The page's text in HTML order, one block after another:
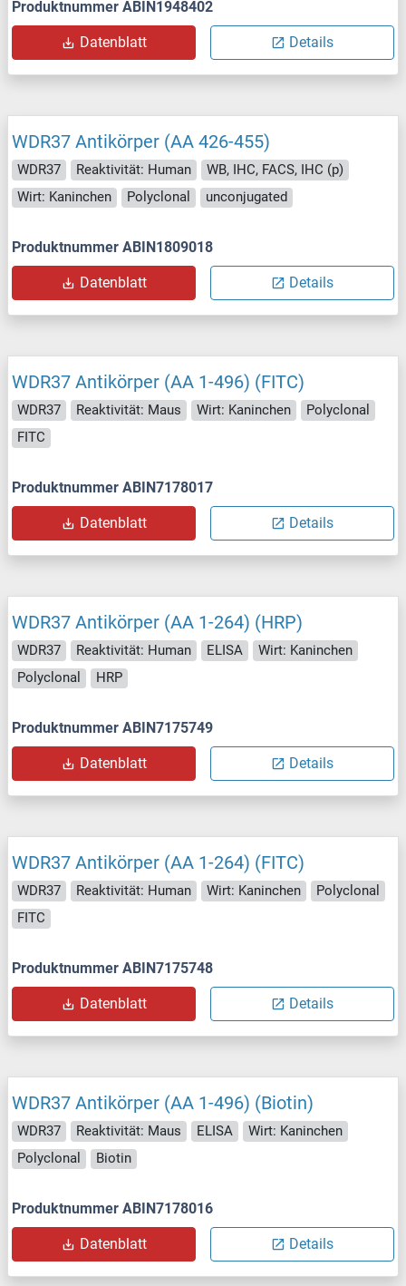
Produktnummer ABIN1948402
Datenblatt Details
WDR37 Antikörper (AA 426-455)
WDR37 Reaktivität: Human
WB, IHC, FACS, IHC (p)
Wirt: Kaninchen
Polyclonal unconjugated
Produktnummer ABIN1809018
Datenblatt Details
WDR37 Antikörper (AA 1-496) (FITC)
WDR37 Reaktivität: Maus Wirt: Kaninchen
Polyclonal
FITC
Produktnummer ABIN7178017
Datenblatt Details
WDR37 Antikörper (AA 1-264) (HRP)
WDR37 Reaktivität: Human ELISA
Wirt: Kaninchen
Polyclonal
HRP
Produktnummer ABIN7175749
Datenblatt Details
WDR37 Antikörper (AA 1-264) (FITC)
WDR37 Reaktivität: Human Wirt: Kaninchen
Polyclonal
FITC
Produktnummer ABIN7175748
Datenblatt Details
WDR37 Antikörper (AA 1-496) (Biotin)
WDR37 Reaktivität: Maus ELISA
Wirt: Kaninchen
Polyclonal
Biotin
Produktnummer ABIN7178016
Datenblatt Details